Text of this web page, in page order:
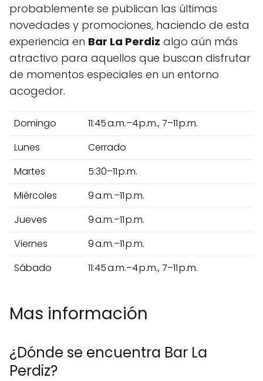
probablemente se publican las últimas
novedades y promociones, haciendo de esta
experiencia en Bar La Perdiz algo aún más
atractivo para aquellos que buscan disfrutar
de momentos especiales en un entorno
acogedor.
Domingo
11:45 a.m.–4 p.m., 7–11 p.m.
Lunes
Cerrado
Martes
5:30–11 p.m.
Miércoles
9 a.m.–11 p.m.
Jueves
9 a.m.–11 p.m.
Viernes
9 a.m.–11 p.m.
Sábado
11:45 a.m.–4 p.m., 7–11 p.m.
Mas información
¿Dónde se encuentra Bar La
Perdiz?